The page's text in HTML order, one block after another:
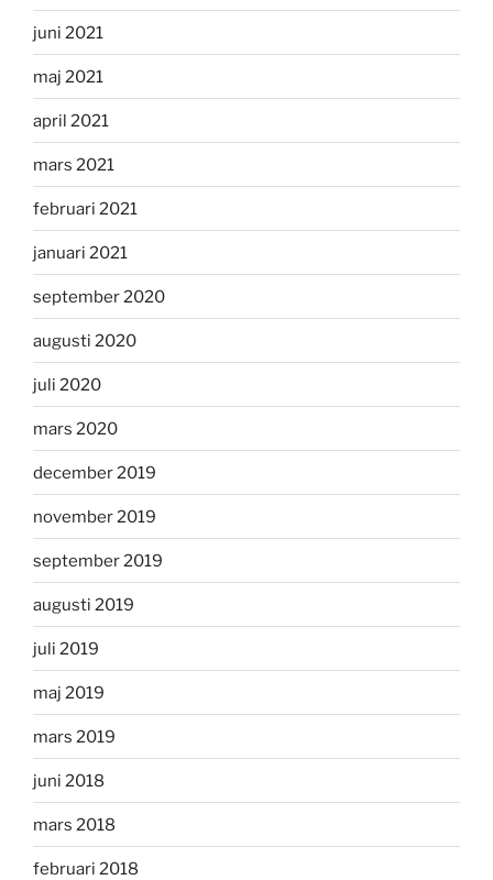
juni 2021
maj 2021
april 2021
mars 2021
februari 2021
januari 2021
september 2020
augusti 2020
juli 2020
mars 2020
december 2019
november 2019
september 2019
augusti 2019
juli 2019
maj 2019
mars 2019
juni 2018
mars 2018
februari 2018